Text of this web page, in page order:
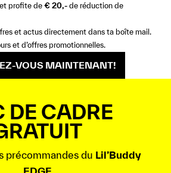
profite de€ 20,- de réduction de
et actus directement dans ta boîte mail.
et d’offres promotionnelles.
VOUS MAINTENANT!
DE CADRE
précommandes du Lil’Buddy